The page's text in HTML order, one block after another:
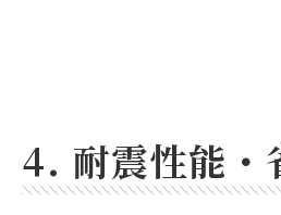
4. 耐震性能・